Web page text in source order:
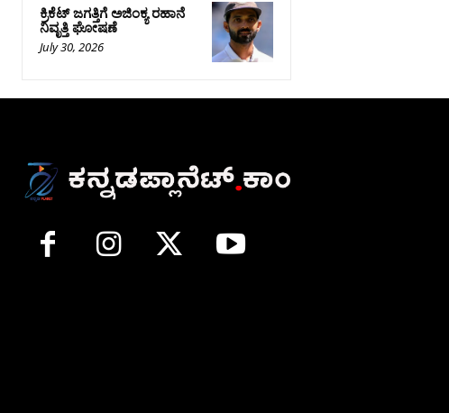
ಕ್ರಿಕೆಟ್‌ ಜಗತ್ತಿಗೆ ಅಜಿಂಕ್ಯ ರಹಾನೆ
ನಿವೃತ್ತಿ ಘೋಷಣೆ
July 30, 2026